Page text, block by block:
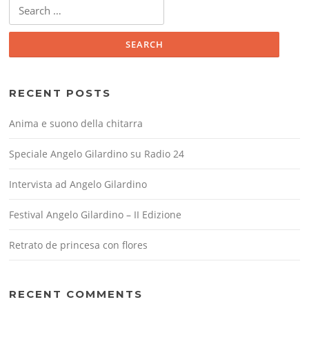
for:
RECENT POSTS
Anima e suono della chitarra
Speciale Angelo Gilardino su Radio 24
Intervista ad Angelo Gilardino
Festival Angelo Gilardino – II Edizione
Retrato de princesa con flores
RECENT COMMENTS